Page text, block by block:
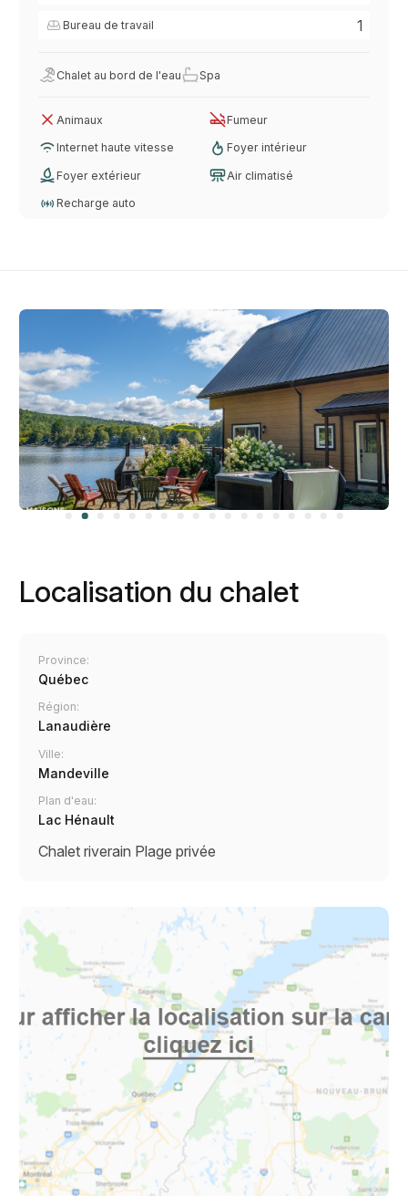
Bureau de travail 1
Chalet au bord de l'eau Spa
Animaux Fumeur
Internet haute vitesse Foyer intérieur
Foyer extérieur Air climatisé
Recharge auto
Localisation du chalet
Province:
Québec
Région:
Lanaudière
Ville:
Mandeville
Plan d'eau:
Lac Hénault
Chalet riverain Plage privée